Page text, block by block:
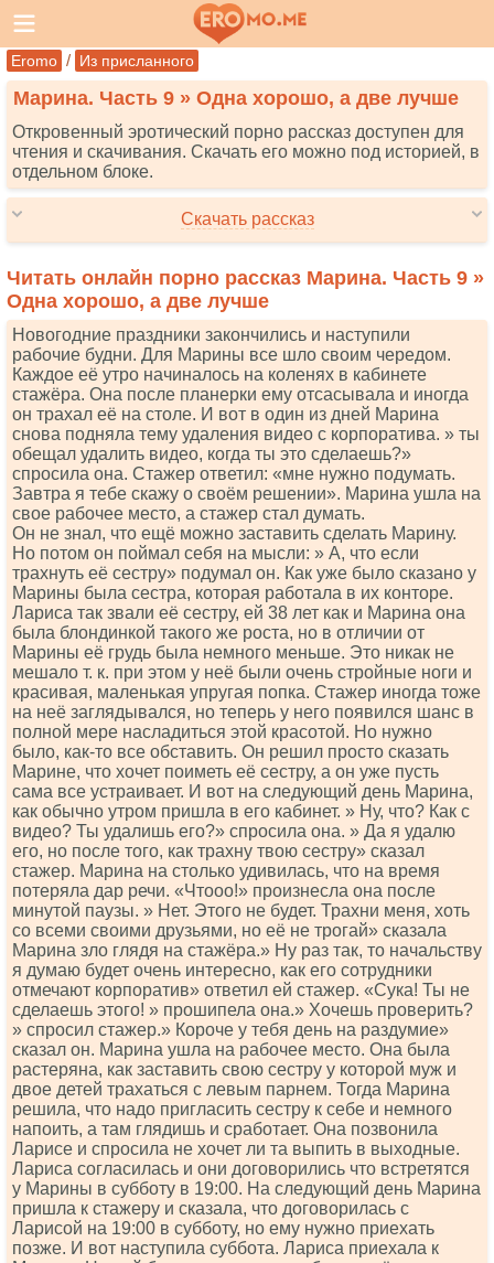
Eromo / Из присланного
Марина. Часть 9 » Одна хорошо, а две лучше
Откровенный эротический порно рассказ доступен для
чтения и скачивания. Скачать его можно под историей, в
отдельном блоке.
Скачать рассказ
Читать онлайн порно рассказ Марина. Часть 9 »
Одна хорошо, а две лучше
Новогодние праздники закончились и наступили
рабочие будни. Для Марины все шло своим чередом.
Каждое её утро начиналось на коленях в кабинете
стажёра. Она после планерки ему отсасывала и иногда
он трахал её на столе. И вот в один из дней Марина
снова подняла тему удаления видео с корпоратива. » ты
обещал удалить видео, когда ты это сделаешь?»
спросила она. Стажер ответил: «мне нужно подумать.
Завтра я тебе скажу о своём решении». Марина ушла на
свое рабочее место, а стажер стал думать.
Он не знал, что ещё можно заставить сделать Марину.
Но потом он поймал себя на мысли: » А, что если
трахнуть её сестру» подумал он. Как уже было сказано у
Марины была сестра, которая работала в их конторе.
Лариса так звали её сестру, ей 38 лет как и Марина она
была блондинкой такого же роста, но в отличии от
Марины её грудь была немного меньше. Это никак не
мешало т. к. при этом у неё были очень стройные ноги и
красивая, маленькая упругая попка. Стажер иногда тоже
на неё заглядывался, но теперь у него появился шанс в
полной мере насладиться этой красотой. Но нужно
было, как-то все обставить. Он решил просто сказать
Марине, что хочет поиметь её сестру, а он уже пусть
сама все устраивает. И вот на следующий день Марина,
как обычно утром пришла в его кабинет. » Ну, что? Как с
видео? Ты удалишь его?» спросила она. » Да я удалю
его, но после того, как трахну твою сестру» сказал
стажер. Марина на столько удивилась, что на время
потеряла дар речи. «Чтооо!» произнесла она после
минутой паузы. » Нет. Этого не будет. Трахни меня, хоть
со всеми своими друзьями, но её не трогай» сказала
Марина зло глядя на стажёра.» Ну раз так, то начальству
я думаю будет очень интересно, как его сотрудники
отмечают корпоратив» ответил ей стажер. «Сука! Ты не
сделаешь этого! » прошипела она.» Хочешь проверить?
» спросил стажер.» Короче у тебя день на раздумие»
сказал он. Марина ушла на рабочее место. Она была
растеряна, как заставить свою сестру у которой муж и
двое детей трахаться с левым парнем. Тогда Марина
решила, что надо пригласить сестру к себе и немного
напоить, а там глядишь и сработает. Она позвонила
Ларисе и спросила не хочет ли та выпить в выходные.
Лариса согласилась и они договорились что встретятся
у Марины в субботу в 19:00. На следующий день Марина
пришла к стажеру и сказала, что договорилась с
Ларисой на 19:00 в субботу, но ему нужно приехать
позже. И вот наступила суббота. Лариса приехала к